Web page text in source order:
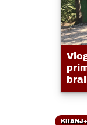
KRANJ+